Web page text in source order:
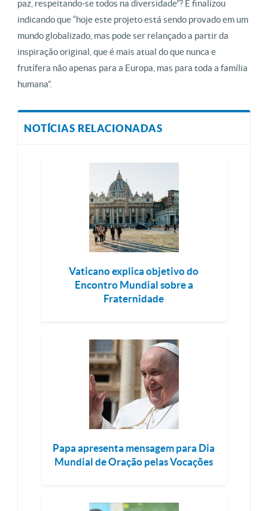
paz, respeitando-se todos na diversidade”? E finalizou
indicando que “hoje este projeto está sendo provado em um
mundo globalizado, mas pode ser relançado a partir da
inspiração original, que é mais atual do que nunca e
frutífera não apenas para a Europa, mas para toda a família
humana”.
NOTÍCIAS RELACIONADAS
Vaticano explica objetivo do
Encontro Mundial sobre a
Fraternidade
Papa apresenta mensagem para Dia
Mundial de Oração pelas Vocações